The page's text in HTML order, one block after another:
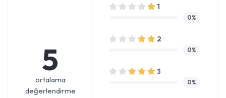
5
ortalama
değerlendirme
1
0%
2
0%
3
0%